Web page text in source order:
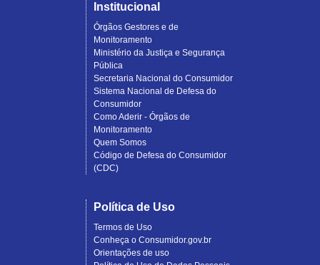
Institucional
Órgãos Gestores e de
Monitoramento
Ministério da Justiça e Segurança
Pública
Secretaria Nacional do Consumidor
Sistema Nacional de Defesa do
Consumidor
Como Aderir - Órgãos de
Monitoramento
Quem Somos
Código de Defesa do Consumidor
(CDC)
Política de Uso
Termos de Uso
Conheça o Consumidor.gov.br
Orientações de uso